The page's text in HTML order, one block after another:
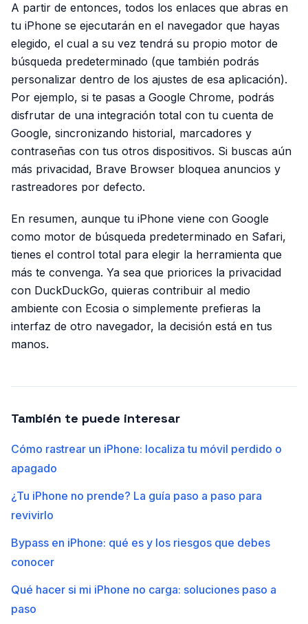
A partir de entonces, todos los enlaces que abras en
tu iPhone se ejecutarán en el navegador que hayas
elegido, el cual a su vez tendrá su propio motor de
búsqueda predeterminado (que también podrás
personalizar dentro de los ajustes de esa aplicación).
Por ejemplo, si te pasas a Google Chrome, podrás
disfrutar de una integración total con tu cuenta de
Google, sincronizando historial, marcadores y
contraseñas con tus otros dispositivos. Si buscas aún
más privacidad, Brave Browser bloquea anuncios y
rastreadores por defecto.
En resumen, aunque tu iPhone viene con Google
como motor de búsqueda predeterminado en Safari,
tienes el control total para elegir la herramienta que
más te convenga. Ya sea que priorices la privacidad
con DuckDuckGo, quieras contribuir al medio
ambiente con Ecosia o simplemente prefieras la
interfaz de otro navegador, la decisión está en tus
manos.
También te puede interesar
Cómo rastrear un iPhone: localiza tu móvil perdido o
apagado
¿Tu iPhone no prende? La guía paso a paso para
revivirlo
Bypass en iPhone: qué es y los riesgos que debes
conocer
Qué hacer si mi iPhone no carga: soluciones paso a
paso